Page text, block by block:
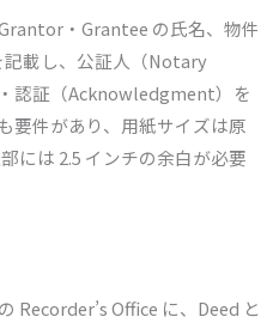
・Grantee の氏名、物件
記載し、公証人（Notary
認証（Acknowledgment）を
要件があり、用紙サイズは原
には 2.5 インチの余白が必要
Recorder’s Office に、Deed と